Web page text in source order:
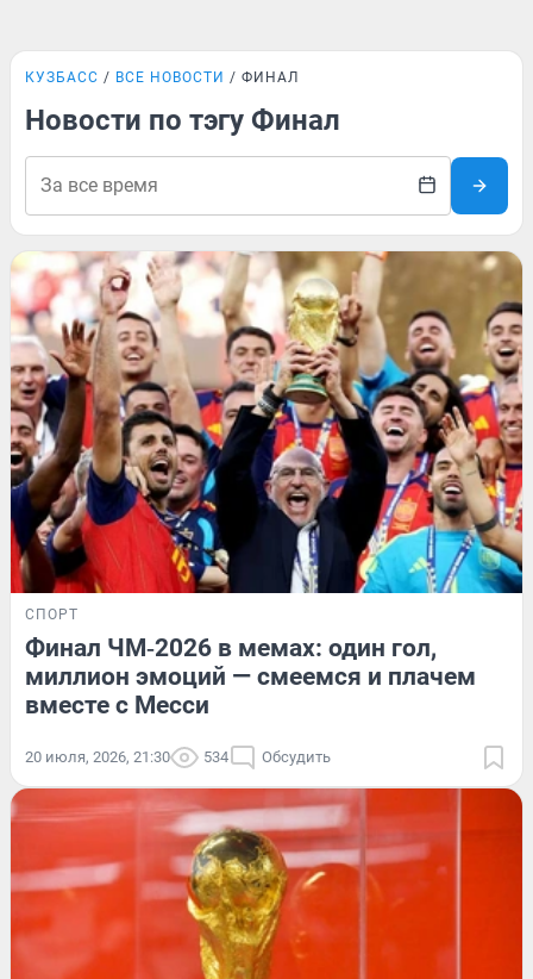
КУЗБАСС ВСЕ НОВОСТИ ФИНАЛ
Новости по тэгу Финал
СПОРТ
Финал ЧМ‑2026 в мемах: один гол,
миллион эмоций — смеемся и плачем
вместе с Месси
20 июля, 2026, 21:30 534 Обсудить